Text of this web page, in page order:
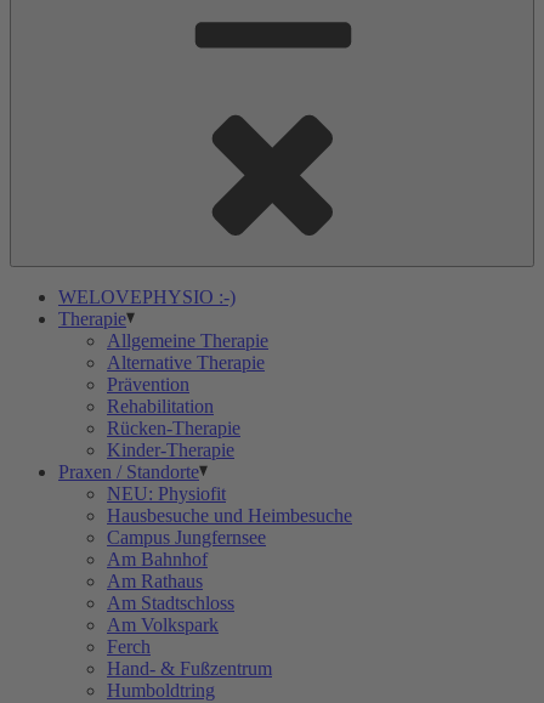
WELOVEPHYSIO :-)
Therapie
Allgemeine Therapie
Alternative Therapie
Prävention
Rehabilitation
Rücken-Therapie
Kinder-Therapie
Praxen / Standorte
NEU: Physiofit
Hausbesuche und Heimbesuche
Campus Jungfernsee
Am Bahnhof
Am Rathaus
Am Stadtschloss
Am Volkspark
Ferch
Hand- & Fußzentrum
Humboldtring